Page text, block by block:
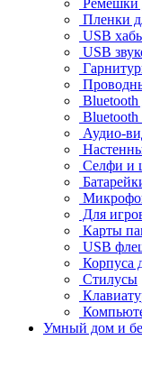
Пленки
USB
USB
Bluetooth
Аудио-
Селфи и
Для
Карты
USB
Корпуса
Стилусы
Умный дом и